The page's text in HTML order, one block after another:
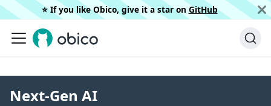
⭐️ If you like Obico, give it a star on GitHub
Next-Gen AI